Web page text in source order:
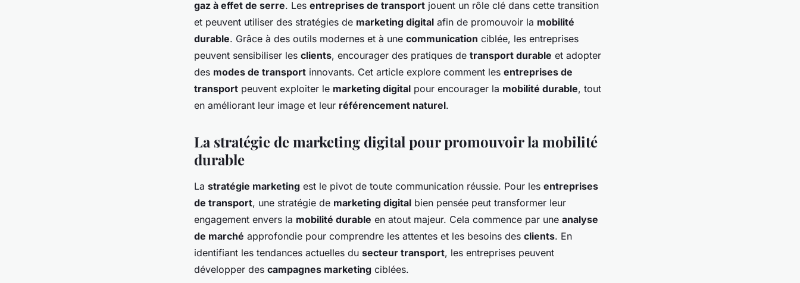
digital pour promouvoir la mobilité
gaz à effet de serre. Les entreprises de transport jouent un rôle clé dans cette transition
et peuvent utiliser des stratégies de marketing digital afin de promouvoir la mobilité
durable. Grâce à des outils modernes et à une communication ciblée, les entreprises
peuvent sensibiliser les clients, encourager des pratiques de transport durable et adopter
des modes de transport innovants. Cet article explore comment les entreprises de
transport peuvent exploiter le marketing digital pour encourager la mobilité durable, tout
en améliorant leur image et leur référencement naturel.
La stratégie de marketing digital pour promouvoir la mobilité
durable
La stratégie marketing est le pivot de toute communication réussie. Pour les entreprises
de transport, une stratégie de marketing digital bien pensée peut transformer leur
engagement envers la mobilité durable en atout majeur. Cela commence par une analyse
de marché approfondie pour comprendre les attentes et les besoins des clients. En
identifiant les tendances actuelles du secteur transport, les entreprises peuvent
développer des campagnes marketing ciblées.